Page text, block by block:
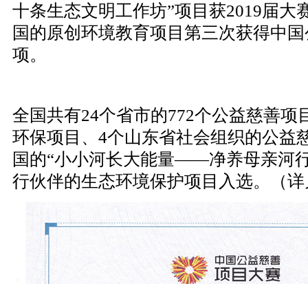
十条生态文明工作坊”项目获2019届大
国的原创环境教育项目第三次获得中
项。
全国共有24个省市的772个公益慈善项
环保项目、4个山东省社会组织的公益
国的“小小河长大能量——净养母亲河
行伙伴的生态环境保护项目入选。（